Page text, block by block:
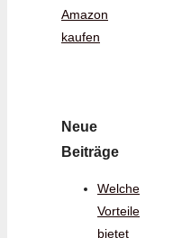
Amazon
kaufen
Neue
Beiträge
Welche
Vorteile
bietet